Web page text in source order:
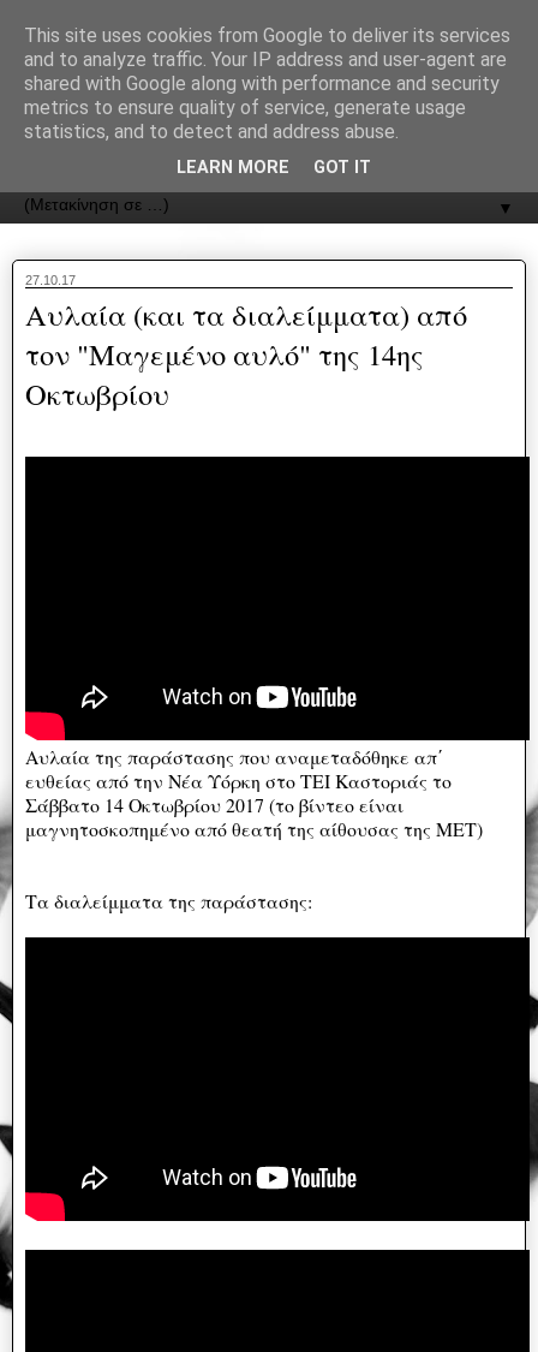
ΟΔΟΣ
▼
27.10.17
Αυλαία (και τα διαλείμματα) από
τον "Μαγεμένο αυλό" της 14ης
Οκτωβρίου
Αυλαία της παράστασης που αναμεταδόθηκε απ΄
ευθείας από την Νέα Υόρκη στο ΤΕΙ Καστοριάς το
Σάββατο 14 Οκτωβρίου 2017 (το βίντεο είναι
μαγνητοσκοπημένο από θεατή της αίθουσας της ΜΕΤ)
Τα διαλείμματα της παράστασης:
This site uses cookies from Google to deliver its services
and to analyze traffic. Your IP address and user-agent are
shared with Google along with performance and security
metrics to ensure quality of service, generate usage
statistics, and to detect and address abuse.
LEARN MORE GOT IT